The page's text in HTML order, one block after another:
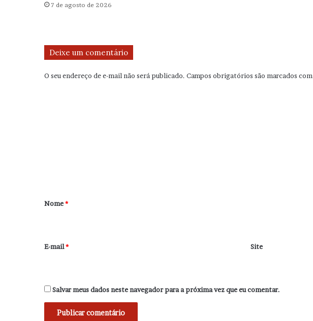
7 de agosto de 2026
Deixe um comentário
O seu endereço de e-mail não será publicado. Campos obrigatórios são marcados com
r
*
Nome*
E-mail* Site
Salvar meus dados neste navegador para a próxima vez que eu comentar.